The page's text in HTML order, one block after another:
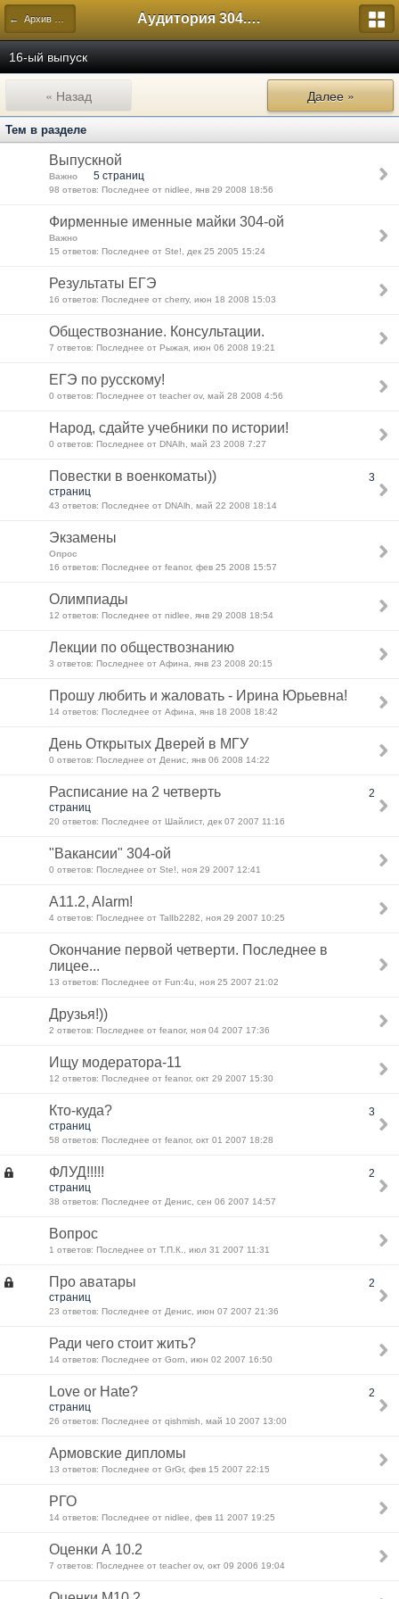
← Архив форумов выпусков Лицея Аудитория 304. История России
16-ый выпуск
« Назад Далее »
Тем в разделе
Выпускной
Важно 5 страниц
98 ответов: Последнее от nidlee, янв 29 2008 18:56
Фирменные именные майки 304-ой
Важно
15 ответов: Последнее от Ste!, дек 25 2005 15:24
Результаты ЕГЭ
16 ответов: Последнее от cherry, июн 18 2008 15:03
Обществознание. Консультации.
7 ответов: Последнее от Рыжая, июн 06 2008 19:21
ЕГЭ по русскому!
0 ответов: Последнее от teacher ov, май 28 2008 4:56
Народ, сдайте учебники по истории!
0 ответов: Последнее от DNAlh, май 23 2008 7:27
Повестки в военкоматы))
3
страниц
43 ответов: Последнее от DNAlh, май 22 2008 18:14
Экзамены
Опрос
16 ответов: Последнее от feanor, фев 25 2008 15:57
Олимпиады
12 ответов: Последнее от nidlee, янв 29 2008 18:54
Лекции по обществознанию
3 ответов: Последнее от Афина, янв 23 2008 20:15
Прошу любить и жаловать - Ирина Юрьевна!
14 ответов: Последнее от Афина, янв 18 2008 18:42
День Открытых Дверей в МГУ
0 ответов: Последнее от Денис, янв 06 2008 14:22
Расписание на 2 четверть
2
страниц
20 ответов: Последнее от Шайлист, дек 07 2007 11:16
"Вакансии" 304-ой
0 ответов: Последнее от Ste!, ноя 29 2007 12:41
A11.2, Alarm!
4 ответов: Последнее от TalIb2282, ноя 29 2007 10:25
Окончание первой четверти. Последнее в
лицее...
13 ответов: Последнее от Fun:4u, ноя 25 2007 21:02
Друзья!))
2 ответов: Последнее от feanor, ноя 04 2007 17:36
Ищу модератора-11
12 ответов: Последнее от feanor, окт 29 2007 15:30
Кто-куда?
3
страниц
58 ответов: Последнее от feanor, окт 01 2007 18:28
ФЛУД!!!!!
2
страниц
38 ответов: Последнее от Денис, сен 06 2007 14:57
Вопрос
1 ответов: Последнее от Т.П.К., июл 31 2007 11:31
Про аватары
2
страниц
23 ответов: Последнее от Денис, июн 07 2007 21:36
Ради чего стоит жить?
14 ответов: Последнее от Gorn, июн 02 2007 16:50
Love or Hate?
2
страниц
26 ответов: Последнее от qishmish, май 10 2007 13:00
Армовские дипломы
13 ответов: Последнее от GrGr, фев 15 2007 22:15
РГО
14 ответов: Последнее от nidlee, фев 11 2007 19:25
Оценки А 10.2
7 ответов: Последнее от teacher ov, окт 09 2006 19:04